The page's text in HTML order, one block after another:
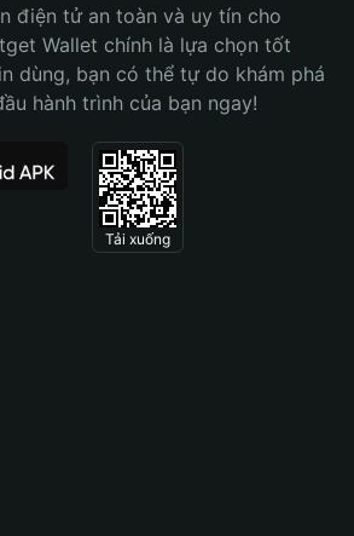
điện tử an toàn và uy tín cho
Wallet chính là lựa chọn tốt
dùng, bạn có thể tự do khám phá
hành trình của bạn ngay!
Tải xuống